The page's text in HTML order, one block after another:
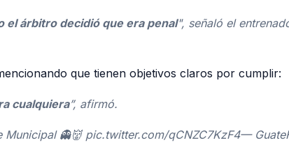
el árbitro decidió que era penal", señaló el
que tienen objetivos claros por cumplir:
cualquiera”, afirmó.
👻👹 pic.twitter.com/qCNZC7KzF4—